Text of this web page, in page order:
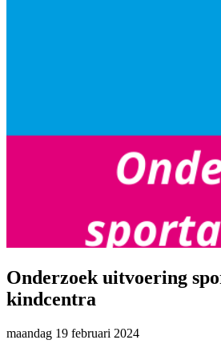
Onderzoek uitvoering
kindcentra
maandag 19 februari 2024